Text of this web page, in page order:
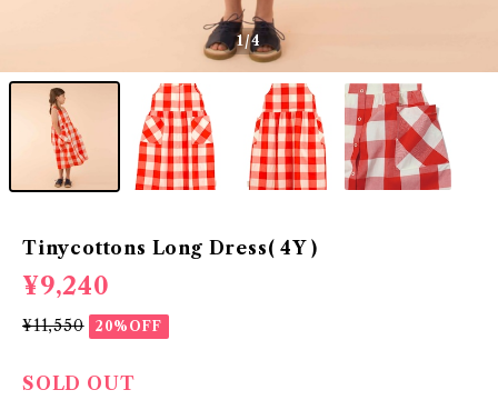
1/4
Tinycottons Long Dress( 4Y )
¥9,240
¥11,550 20%OFF
SOLD OUT